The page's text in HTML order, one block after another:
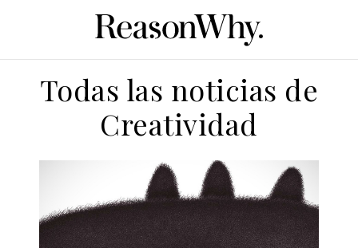
Todas las noticias de
Creatividad